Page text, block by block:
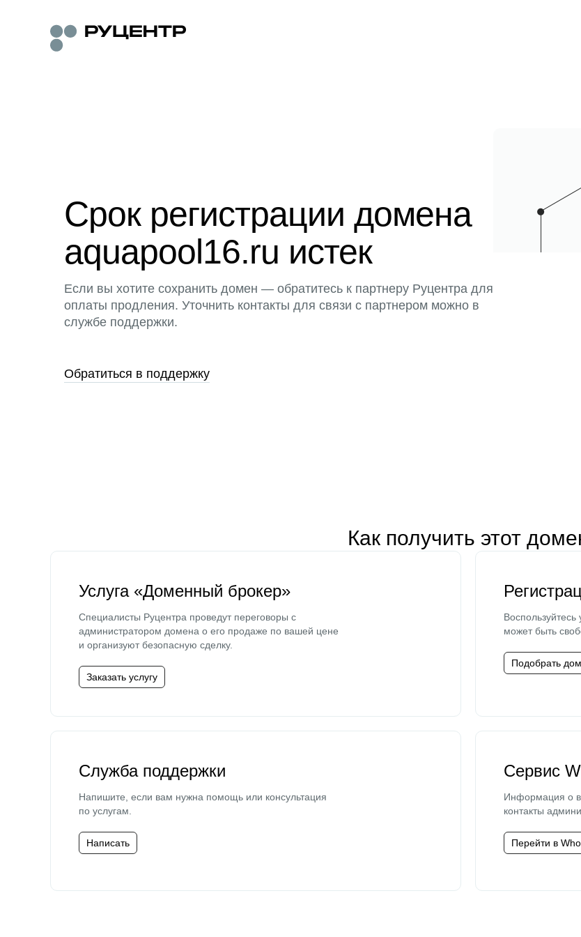
Срок регистрации домена
aquapool16.ru истек
Если вы хотите сохранить домен — обратитесь к партнеру Руцентра для
оплаты продления. Уточнить контакты для связи с партнером можно в
службе поддержки.
Обратиться в поддержку
Как получить этот
Услуга «Доменный брокер»
Специалисты Руцентра проведут переговоры с
администратором домена о его продаже по вашей цене
и организуют безопасную сделку.
Заказать услугу
может быть
Подобрать
Служба поддержки
Напишите, если вам нужна помощь или консультация
по услугам.
Написать
Сервис
Информация о
контакты
Перейти в